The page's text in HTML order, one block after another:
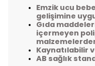
Emzik ucu
gelişimine
Gıda
içermeyen
Kaynatılabilir
AB sağlık